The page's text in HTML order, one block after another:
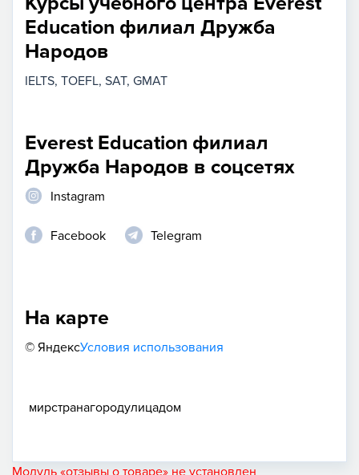
Education филиал Дружба
Народов
IELTS TOEFL SAT GMAT
Everest Education филиал
Дружба Народов в соцсетях
Instagram
Facebook Telegram
На карте
© ЯндексУсловия использования
мирстранагородулицадом
Модуль «отзывы о товаре» не установлен